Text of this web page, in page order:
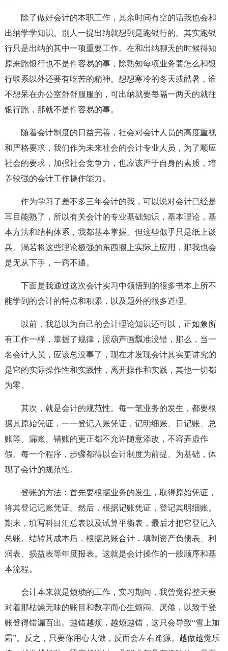
除了做好会计的本职工作，其余时间有空的话我也会和
出纳学学知识。别人一提出纳就想到是跑银行的。其实跑银
行只是出纳的其中一项重要工作。在和出纳聊天的时候得知
原来跑银行也不是件容易的事，除熟知每项业务要怎么和银
行联系以外还要有吃苦的精神。想想寒冷的冬天或酷暑，谁
不想呆在办公室舒舒服服的，可出纳就要每隔一两天的就往
银行跑，那就不是件容易的事。
随着会计制度的日益完善，社会对会计人员的高度重视
和严格要求，我们作为未来社会的会计专业人员，为了顺应
社会的要求，加强社会竞争力，也应该严于自身的素质，培
养较强的会计工作操作能力。
作为学习了差不多三年会计的我，可以说对会计已经是
耳目能熟了，所以有关会计的专业基础知识，基本理论，基
本方法和结构体系，我都基本掌握。但这些似乎只是纸上谈
兵。淌若将这些理论极强的东西搬上实际上应用，那我也会
是无从下手，一窍不通。
下面是我通过这次会计实习中领悟到的很多书本上所不
能学到的会计的特点和积累，以及题外的很多道理。
以前，我总以为自己的会计理论知识还可以，正如象所
有工作一样，掌握了规律，照葫芦画瓢准没错，那么，当一
名会计人员，应该总没事了，现在才发现会计其实更讲究的
是它的实际操作性和实践性，离开操作和实践，其他一切都
为零。
其次，就是会计的规范性。每一笔业务的发生，都要根
据其原始凭证，一一登记入账凭证，记明细账、日记账、总
账等。漏账、错账的更正都不允许随意添改，不容弄虚作
假。每一个程序，步骤都得以会计制度为前提、为基础，体
现了会计的规范性。
登账的方法：首先要根据业务的发生，取得原始凭证，
将其登记记账凭证。然后，根据记账凭证，登记其明细账。
期末，填写科目汇总表以及试算平衡表，最后才把它登记入
总账。结转其成本后，根据总账合计，填制资产负债表、利
润表、损益表等年度报表。这就是会计操作的一般顺序和基
本流程。
会计本来就是烦琐的工作，实习期间，我曾觉得整天要
对着那枯燥无味的账目和数字而心生烦闷、厌倦，以致于登
账登得错漏百出。越错越烦，越烦越错，这只会导致“雪上加
霜”。反之，只要你用心去做，反而会左右逢源。越做越觉乐